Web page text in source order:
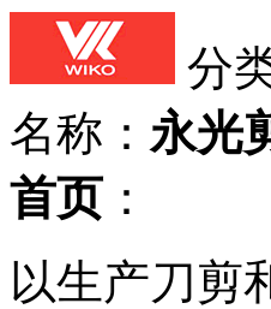
分
名称： 永光
首页 ：
以生产刀剪